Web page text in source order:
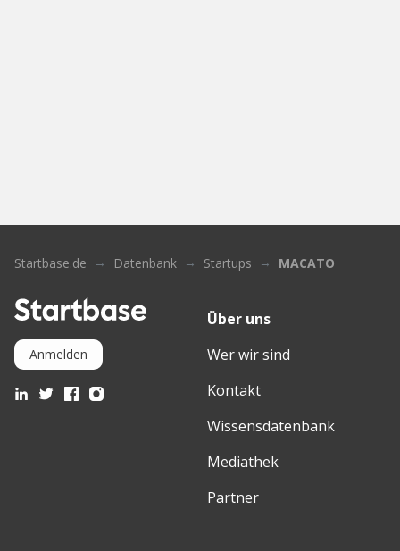
Startbase.de Datenbank Startups MACATO
Anmelden
Über uns
Wer wir sind
Kontakt
Wissensdatenbank
Mediathek
Partner